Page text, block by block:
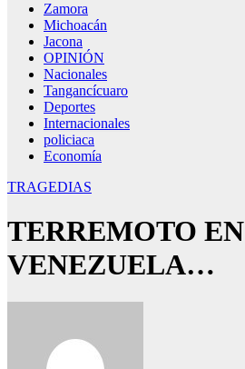
Zamora
Michoacán
Jacona
OPINIÓN
Nacionales
Tangancícuaro
Deportes
Internacionales
policiaca
Economía
TRAGEDIAS
TERREMOTO EN
VENEZUELA…